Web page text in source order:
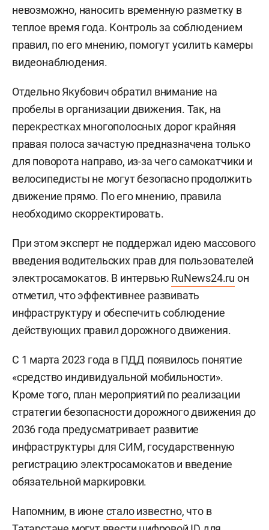
невозможно, наносить временную разметку в
теплое время года. Контроль за соблюдением
правил, по его мнению, помогут усилить камеры
видеонаблюдения.
Отдельно Якубович обратил внимание на
пробелы в организации движения. Так, на
перекрестках многополосных дорог крайняя
правая полоса зачастую предназначена только
для поворота направо, из-за чего самокатчики и
велосипедисты не могут безопасно продолжить
движение прямо. По его мнению, правила
необходимо скорректировать.
При этом эксперт не поддержал идею массового
введения водительских прав для пользователей
электросамокатов. В интервью RuNews24.ru он
отметил, что эффективнее развивать
инфраструктуру и обеспечить соблюдение
действующих правил дорожного движения.
С 1 марта 2023 года в ПДД появилось понятие
«средство индивидуальной мобильности».
Кроме того, план мероприятий по реализации
стратегии безопасности дорожного движения до
2036 года предусматривает развитие
инфраструктуры для СИМ, государственную
регистрацию электросамокатов и введение
обязательной маркировки.
Напомним, в июне стало известно, что в